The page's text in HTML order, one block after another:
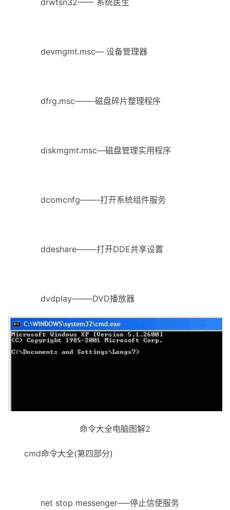
drwtsn32—— 系统医生
devmgmt.msc— 设备管理器
dfrg.msc——-磁盘碎片整理程序
diskmgmt.msc—磁盘管理实用程序
dcomcnfg——-打开系统组件服务
ddeshare——-打开DDE共享设置
dvdplay——–DVD播放器
命令大全电脑图解2
cmd命令大全(第四部分)
net stop messenger—–停止信使服务